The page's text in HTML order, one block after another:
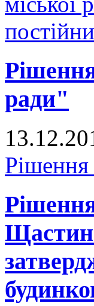
ради"
Рішення